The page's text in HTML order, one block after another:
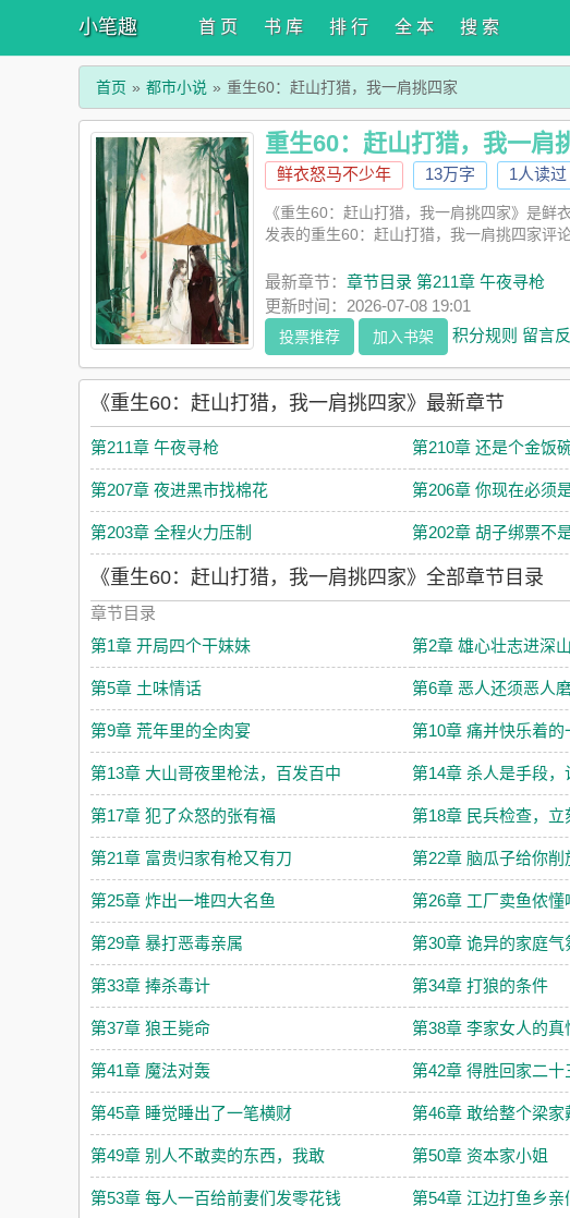
小笔趣 首 页 书 库 排 行 全 本 搜 索
首页 都市小说 重生60：赶山打猎，我一肩挑四家
重生60：赶山打猎，我一肩
鲜衣怒马不少年 13万字 1人读过
《重生60：赶山打猎，我一肩挑四家》是
发表的重生60：赶山打猎，我一肩挑四家评
最新章节： 章节目录 第211章 午夜寻枪
更新时间：2026-07-08 19:01
投票推荐 加入书架 积分规则 留言
《重生60：赶山打猎，我一肩挑四家》最新章节
第211章 午夜寻枪 第210章 还是个金饭
第207章 夜进黑市找棉花 第206章 你现在必须
第203章 全程火力压制 第202章 胡子绑票不
《重生60：赶山打猎，我一肩挑四家》全部章节目录
章节目录
第1章 开局四个干妹妹
第2章 雄心壮志进深山
第5章 土味情话 第6章 恶人还须恶人
第9章 荒年里的全肉宴 第10章 痛并快乐着的
第13章 大山哥夜里枪法，百发百中 第14章 杀人是手段，
第17章 犯了众怒的张有福 第18章 民兵检查，立
第21章 富贵归家有枪又有刀 第22章 脑瓜子给你削
第25章 炸出一堆四大名鱼 第26章 工厂卖鱼侬
第29章 暴打恶毒亲属 第30章 诡异的家庭气
第33章 捧杀毒计 第34章 打狼的条件
第37章 狼王毙命 第38章 李家女人的真
第41章 魔法对轰 第42章 得胜回家二十
第45章 睡觉睡出了一笔横财 第46章 敢给整个梁家
第49章 别人不敢卖的东西，我敢 第50章 资本家小姐
第53章 每人一百给前妻们发零花钱 第54章 江边打鱼乡